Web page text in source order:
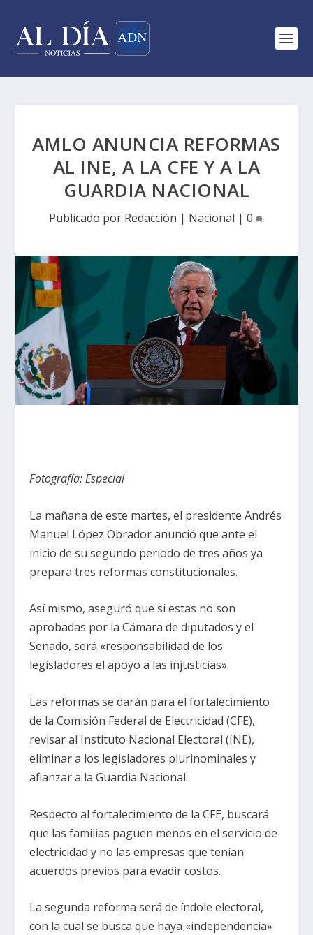
AMLO ANUNCIA REFORMAS
AL INE, A LA CFE Y A LA
GUARDIA NACIONAL
Publicado por Redacción | Nacional | 0
Fotografía: Especial
La mañana de este martes, el presidente Andrés
Manuel López Obrador anunció que ante el
inicio de su segundo periodo de tres años ya
prepara tres reformas constitucionales.
Así mismo, aseguró que si estas no son
aprobadas por la Cámara de diputados y el
Senado, será «responsabilidad de los
legisladores el apoyo a las injusticias».
Las reformas se darán para el fortalecimiento
de la Comisión Federal de Electricidad (CFE),
revisar al Instituto Nacional Electoral (INE),
eliminar a los legisladores plurinominales y
afianzar a la Guardia Nacional.
Respecto al fortalecimiento de la CFE, buscará
que las familias paguen menos en el servicio de
electricidad y no las empresas que tenían
acuerdos previos para evadir costos.
La segunda reforma será de índole electoral,
con la cual se busca que haya «independencia»